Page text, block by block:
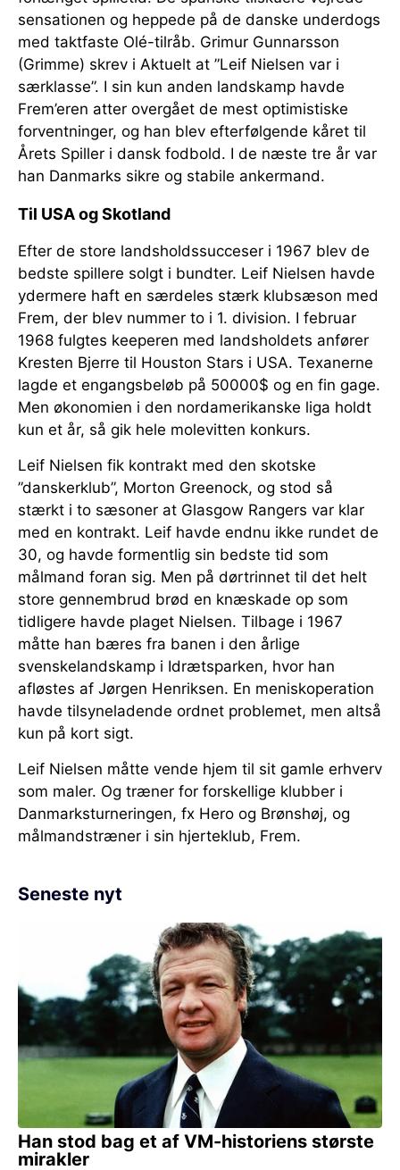
sensationen og heppede på de danske underdogs
med taktfaste Olé-tilråb. Grimur Gunnarsson
(Grimme) skrev i Aktuelt at ”Leif Nielsen var i
særklasse”. I sin kun anden landskamp havde
Frem’eren atter overgået de mest optimistiske
forventninger, og han blev efterfølgende kåret til
Årets Spiller i dansk fodbold. I de næste tre år var
han Danmarks sikre og stabile ankermand.
Til USA og Skotland
Efter de store landsholdssucceser i 1967 blev de
bedste spillere solgt i bundter. Leif Nielsen havde
ydermere haft en særdeles stærk klubsæson med
Frem, der blev nummer to i 1. division. I februar
1968 fulgtes keeperen med landsholdets anfører
Kresten Bjerre til Houston Stars i USA. Texanerne
lagde et engangsbeløb på 50000$ og en fin gage.
Men økonomien i den nordamerikanske liga holdt
kun et år, så gik hele molevitten konkurs.
Leif Nielsen fik kontrakt med den skotske
”danskerklub”, Morton Greenock, og stod så
stærkt i to sæsoner at Glasgow Rangers var klar
med en kontrakt. Leif havde endnu ikke rundet de
30, og havde formentlig sin bedste tid som
målmand foran sig. Men på dørtrinnet til det helt
store gennembrud brød en knæskade op som
tidligere havde plaget Nielsen. Tilbage i 1967
måtte han bæres fra banen i den årlige
svenskelandskamp i Idrætsparken, hvor han
afløstes af Jørgen Henriksen. En meniskoperation
havde tilsyneladende ordnet problemet, men altså
kun på kort sigt.
Leif Nielsen måtte vende hjem til sit gamle erhverv
som maler. Og træner for forskellige klubber i
Danmarksturneringen, fx Hero og Brønshøj, og
målmandstræner i sin hjerteklub, Frem.
Seneste nyt